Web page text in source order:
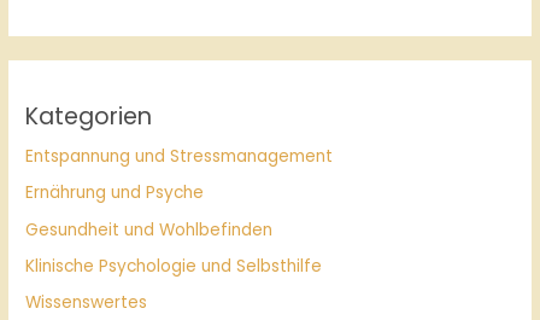
Kategorien
Entspannung und Stressmanagement
Ernährung und Psyche
Gesundheit und Wohlbefinden
Klinische Psychologie und Selbsthilfe
Wissenswertes